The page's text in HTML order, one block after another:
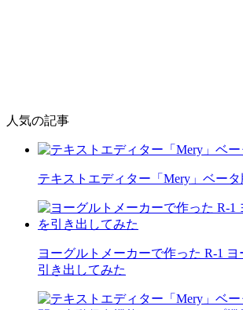
人気の記事
テキストエディター「Mery」ベータ
ヨーグルトメーカーで作った R-1
引き出してみた